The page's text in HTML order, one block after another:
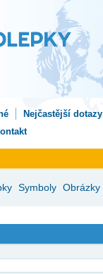
Nejčastější dotazy
Symboly Obrázky